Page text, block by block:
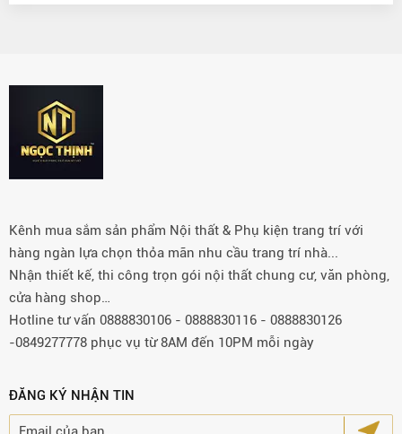
Kênh mua sắm sản phẩm Nội thất & Phụ kiện trang trí với
hàng ngàn lựa chọn thỏa mãn nhu cầu trang trí nhà...
Nhận thiết kế, thi công trọn gói nội thất chung cư, văn phòng,
cửa hàng shop…
Hotline tư vấn 0888830106 - 0888830116 - 0888830126
-0849277778 phục vụ từ 8AM đến 10PM mỗi ngày
ĐĂNG KÝ NHẬN TIN